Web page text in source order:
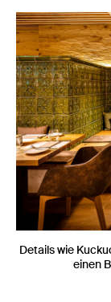
Details wie
einen